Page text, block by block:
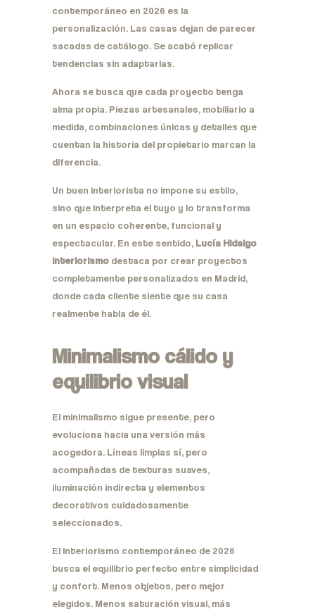
contemporáneo en 2026 es la
personalización. Las casas dejan de parecer
sacadas de catálogo. Se acabó replicar
tendencias sin adaptarlas.
Ahora se busca que cada proyecto tenga
alma propia. Piezas artesanales, mobiliario a
medida, combinaciones únicas y detalles que
cuentan la historia del propietario marcan la
diferencia.
Un buen interiorista no impone su estilo,
sino que interpreta el tuyo y lo transforma
en un espacio coherente, funcional y
espectacular. En este sentido, Lucía Hidalgo
Interiorismo destaca por crear proyectos
completamente personalizados en Madrid,
donde cada cliente siente que su casa
realmente habla de él.
Minimalismo cálido y
equilibrio visual
El minimalismo sigue presente, pero
evoluciona hacia una versión más
acogedora. Líneas limpias sí, pero
acompañadas de texturas suaves,
iluminación indirecta y elementos
decorativos cuidadosamente
seleccionados.
El interiorismo contemporáneo de 2026
busca el equilibrio perfecto entre simplicidad
y confort. Menos objetos, pero mejor
elegidos. Menos saturación visual, más